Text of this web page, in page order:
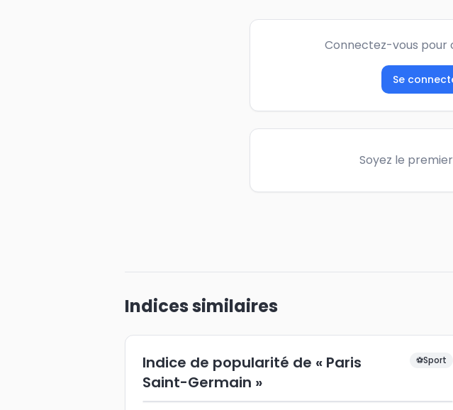
Connectez-vous pour
Se
Soyez le
Indices similaires
Indice de popularité de « Paris
Saint-Germain »
⚽Sport